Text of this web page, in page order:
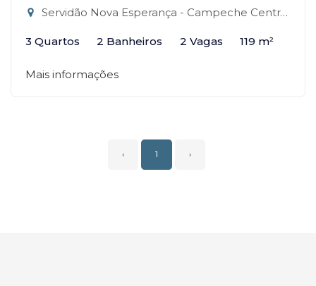
Servidão Nova Esperança - Campeche Central, Florianópolis-SC
3 Quartos 2 Banheiros 2 Vagas 119 m²
Mais informações
‹ 1 ›